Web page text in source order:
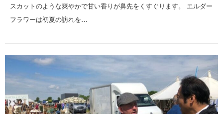
スカットのような爽やかで甘い香りが鼻先をくすぐります。 エルダー
フラワーは初夏の訪れを…